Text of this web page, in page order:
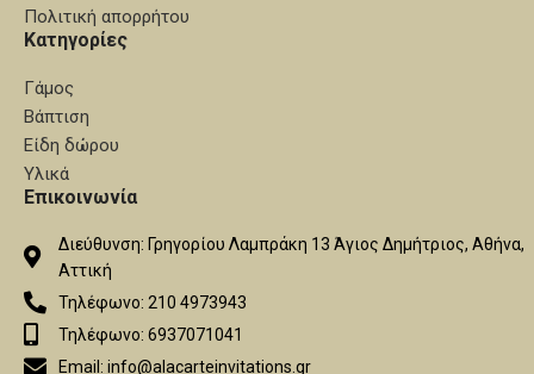
Πολιτική απορρήτου
Κατηγορίες
Γάμος
Βάπτιση
Είδη δώρου
Υλικά
Επικοινωνία
Διεύθυνση: Γρηγορίου Λαμπράκη 13 Άγιος Δημήτριος, Αθήνα,
Αττική
Τηλέφωνο: 210 4973943
Τηλέφωνο: 6937071041
Email: info@alacarteinvitations.gr